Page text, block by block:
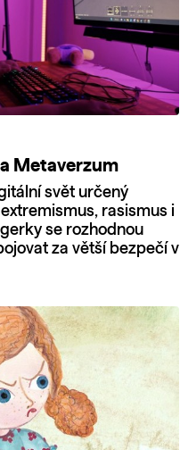
Metaverzum
svět určený
rasismus i
se rozhodnou
za větší bezpečí v